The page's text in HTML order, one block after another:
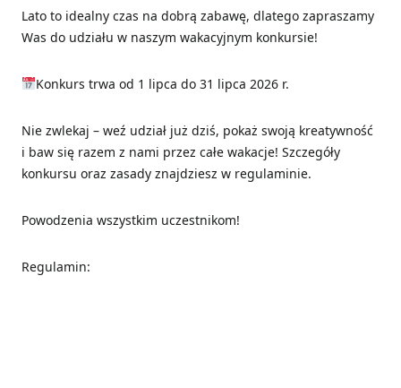
Lato to idealny czas na dobrą zabawę, dlatego zapraszamy
Was do udziału w naszym wakacyjnym konkursie!
Konkurs trwa od 1 lipca do 31 lipca 2026 r.
Nie zwlekaj – weź udział już dziś, pokaż swoją kreatywność
i baw się razem z nami przez całe wakacje! Szczegóły
konkursu oraz zasady znajdziesz w regulaminie.
Powodzenia wszystkim uczestnikom!
Regulamin: